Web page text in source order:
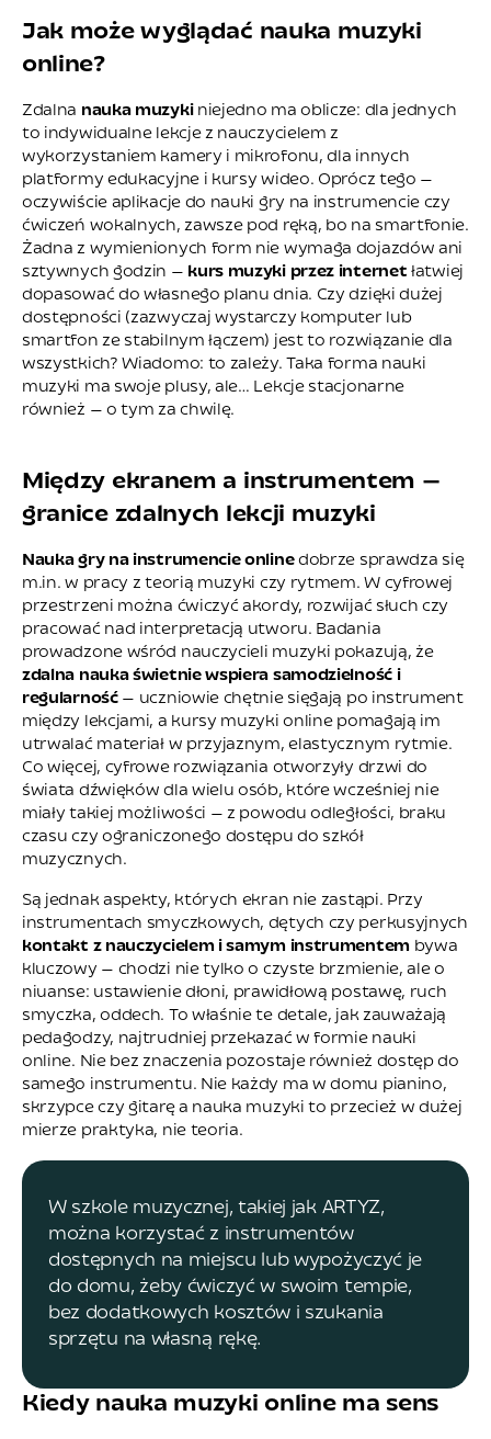
Jak może wyglądać nauka muzyki
online?
Zdalna nauka muzykiniejedno ma oblicze: dla jednych
to indywidualne lekcje z nauczycielem z
wykorzystaniem kamery i mikrofonu, dla innych
platformy edukacyjne i kursy wideo. Oprócz tego —
oczywiście aplikacje do nauki gry na instrumencie czy
ćwiczeń wokalnych, zawsze pod ręką, bo na smartfonie.
Żadna z wymienionych form nie wymaga dojazdów ani
sztywnych godzin — kurs muzyki przez internetłatwiej
dopasować do własnego planu dnia. Czy dzięki dużej
dostępności (zazwyczaj wystarczy komputer lub
smartfon ze stabilnym łączem) jest to rozwiązanie dla
wszystkich? Wiadomo: to zależy. Taka forma nauki
muzyki ma swoje plusy, ale… Lekcje stacjonarne
również — o tym za chwilę.
Między ekranem a instrumentem —
granice zdalnych lekcji muzyki
Nauka gry na instrumencie onlinedobrze sprawdza się
m.in. w pracy z teorią muzyki czy rytmem. W cyfrowej
przestrzeni można ćwiczyć akordy, rozwijać słuch czy
pracować nad interpretacją utworu. Badania
prowadzone wśród nauczycieli muzyki pokazują, że
zdalna nauka świetnie wspiera samodzielność i
regularność— uczniowie chętnie sięgają po instrument
między lekcjami, a kursy muzyki online pomagają im
utrwalać materiał w przyjaznym, elastycznym rytmie.
Co więcej, cyfrowe rozwiązania otworzyły drzwi do
świata dźwięków dla wielu osób, które wcześniej nie
miały takiej możliwości — z powodu odległości, braku
czasu czy ograniczonego dostępu do szkół
muzycznych.
Są jednak aspekty, których ekran nie zastąpi. Przy
instrumentach smyczkowych, dętych czy perkusyjnych
kontakt z nauczycielem i samym instrumentem bywa
kluczowy — chodzi nie tylko o czyste brzmienie, ale o
niuanse: ustawienie dłoni, prawidłową postawę, ruch
smyczka, oddech. To właśnie te detale, jak zauważają
pedagodzy, najtrudniej przekazać w formie nauki
online. Nie bez znaczenia pozostaje również dostęp do
samego instrumentu. Nie każdy ma w domu pianino,
skrzypce czy gitarę a nauka muzyki to przecież w dużej
mierze praktyka, nie teoria.
W szkole muzycznej, takiej jak ARTYZ,
można korzystać z instrumentów
dostępnych na miejscu lub wypożyczyć je
do domu, żeby ćwiczyć w swoim tempie,
bez dodatkowych kosztów i szukania
sprzętu na własną rękę.
Kiedy nauka muzyki online ma sens